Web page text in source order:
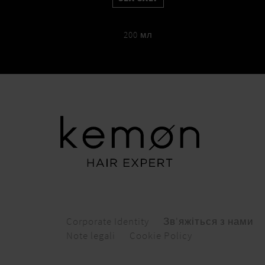
200 мл
Corporate Identity Зв'яжіться з нами
Note legali
Cookie Policy